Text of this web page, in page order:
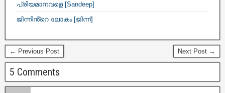
പ്രിയമാനവളെ [Sandeep]
ജിന്നിൻ്റെ ലോകം [ജിന്ന്]
← Previous Post Next Post →
5 Comments